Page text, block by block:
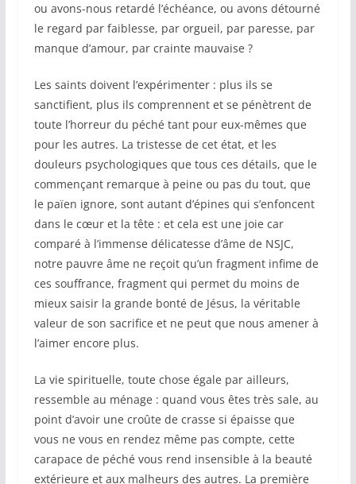
ou avons-nous retardé l’échéance, ou avons détourné
le regard par faiblesse, par orgueil, par paresse, par
manque d’amour, par crainte mauvaise ?
Les saints doivent l’expérimenter : plus ils se
sanctifient, plus ils comprennent et se pénètrent de
toute l’horreur du péché tant pour eux-mêmes que
pour les autres. La tristesse de cet état, et les
douleurs psychologiques que tous ces détails, que le
commençant remarque à peine ou pas du tout, que
le païen ignore, sont autant d’épines qui s’enfoncent
dans le cœur et la tête : et cela est une joie car
comparé à l’immense délicatesse d’âme de NSJC,
notre pauvre âme ne reçoit qu’un fragment infime de
ces souffrance, fragment qui permet du moins de
mieux saisir la grande bonté de Jésus, la véritable
valeur de son sacrifice et ne peut que nous amener à
l’aimer encore plus.
La vie spirituelle, toute chose égale par ailleurs,
ressemble au ménage : quand vous êtes très sale, au
point d’avoir une croûte de crasse si épaisse que
vous ne vous en rendez même pas compte, cette
carapace de péché vous rend insensible à la beauté
extérieure et aux malheurs des autres. La première